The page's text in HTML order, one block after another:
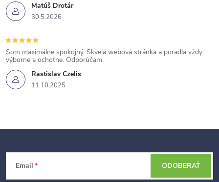
Matúš Drotár
30.5.2026
Rastislav Czelis
11.10.2025
Som maximálne spokojný. Skvelá webová stránka a poradia vždy
výborne a ochotne. Odporúčam.
Email ODOBERAŤ